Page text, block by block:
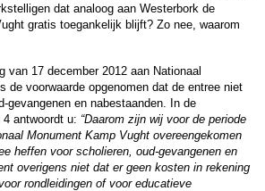
dat analoog aan Westerbork de
gratis toegankelijk blijft? Zo nee, waarom
van 17 december 2012 aan Nationaal
de voorwaarde opgenomen dat de entree niet
gevangenen en nabestaanden. In de
antwoordt u: “Daarom zijn wij voor de periode
Monument Kamp Vught overeengekomen
heffen voor scholieren, oud-gevangenen en
overigens niet dat er geen kosten in rekening
rondleidingen of voor educatieve